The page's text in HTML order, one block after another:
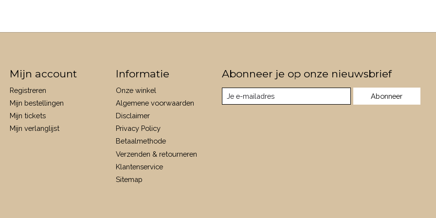
Mijn account
Registreren
Mijn bestellingen
Mijn tickets
Mijn verlanglijst
Informatie
Onze winkel
Algemene voorwaarden
Disclaimer
Privacy Policy
Betaalmethode
Verzenden & retourneren
Klantenservice
Sitemap
Abonneer je op onze nieuwsbrief
Abonneer